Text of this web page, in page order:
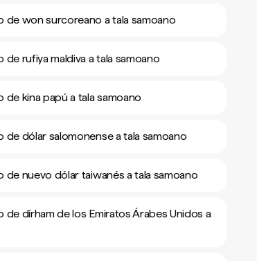
de won surcoreano a tala samoano
rufiya maldiva a tala samoano
de kina papú a tala samoano
de dólar salomonense a tala samoano
de nuevo dólar taiwanés a tala samoano
de dírham de los Emiratos Árabes Unidos a